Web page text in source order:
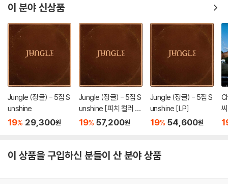
이 분야 신상품
Jungle (정글) - 5집 S
unshine
19% 29,300원
Jungle (정글) - 5집 S
unshine [피치 컬러 L
P]
19% 57,200원
Jungle (정글) - 5집 S
unshine [LP]
19% 54,600원
이 상품을 구입하신 분들이 산 분야 상품